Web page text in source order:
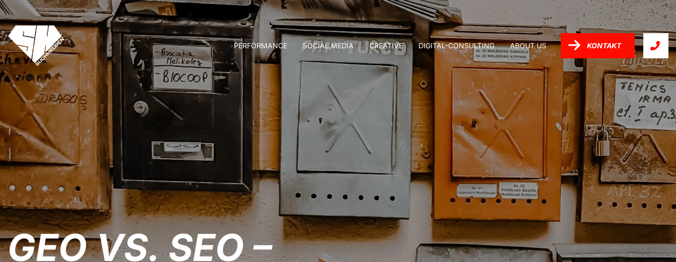
PERFORMANCE SOCIAL MEDIA CREATIVE DIGITAL-CONSULTING ABOUT US KONTAKT
GEO VS. SEO –